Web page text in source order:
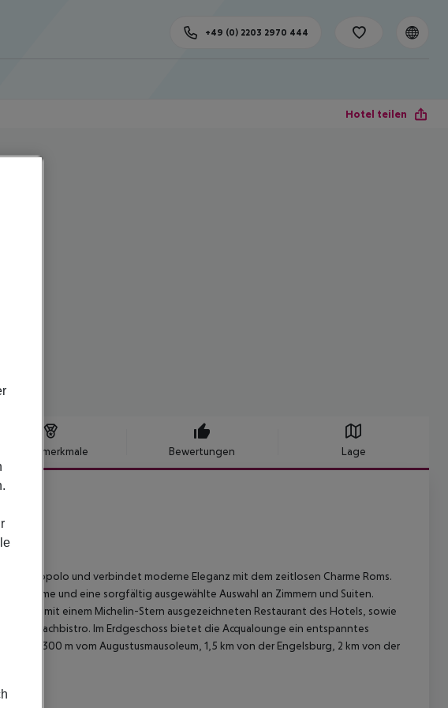
+49 (0) 2203 2970 444
Hotel teilen
Hotelmerkmale Bewertungen Lage
del Popolo und verbindet moderne Eleganz mit dem zeitlosen Charme Roms.
und eine sorgfältig ausgewählte Auswahl an Zimmern und Suiten.
dem mit einem Michelin-Stern ausgezeichneten Restaurant des Hotels, sowie
dem Dachbistro. Im Erdgeschoss bietet die Acqualounge ein entspanntes
liegt 300 m vom Augustusmausoleum, 1,5 km von der Engelsburg, 2 km von der